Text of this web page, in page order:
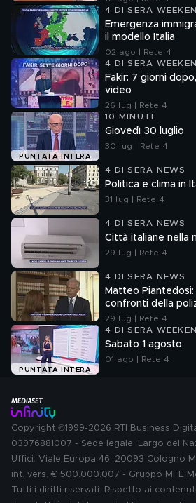
4 DI SERA
Emergenza
il modello Italia
02 ago | Rete 4
4 DI SERA
Fakir: 7 giorni
video
26 lug | Rete 4
PUNTATA INTERA
10 MINUTI
Giovedì 30 luglio
30 lug | Rete 4
4 DI SERA NEWS
Politica e clima in
31 lug | Rete 4
4 DI SERA NEWS
Città italiane nella
29 lug | Rete 4
4 DI SERA NEWS
Matteo
confronti della
29 lug | Rete 4
PUNTATA INTERA
4 DI SERA
Sabato 1 agosto
01 ago | Rete 4
Copyright ©1999-2026 RTI Business
03976881007 - Sede legale: Largo del
Uffici: Viale Europa 46, 20093 Cologno
int. vers. € 500.000.007 - Gruppo MFE
Tutti i diritti riservati. Rispetto ai